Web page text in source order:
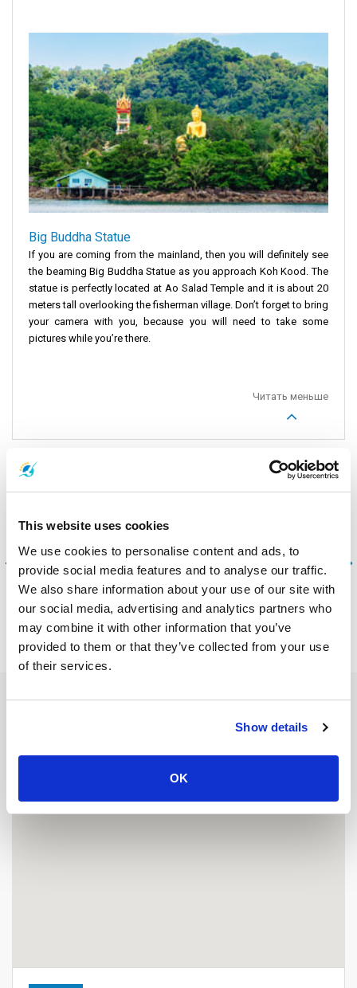
This website uses cookies
We use cookies to personalise content and ads, to
provide social media features and to analyse our traffic.
We also share information about your use of our site with
our social media, advertising and analytics partners who
may combine it with other information that you’ve
provided to them or that they’ve collected from your use
of their services.
Show details
OK
Big Buddha Statue
If you are coming from the mainland, then you will definitely see
the beaming Big Buddha Statue as you approach Koh Kood. The
statue is perfectly located at Ao Salad Temple and it is about 20
meters tall overlooking the fisherman village. Don’t forget to bring
your camera with you, because you will need to take some
pictures while you’re there.
Читать меньше
Акционные предложения
Кох Пхи Пхи
Пхукет